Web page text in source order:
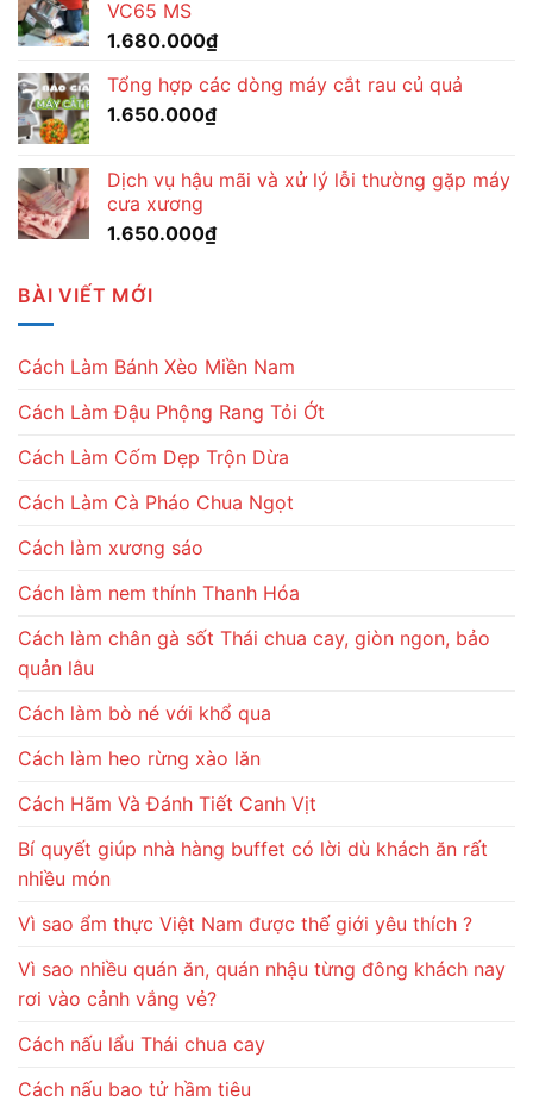
VC65 MS
1.680.000₫
Tổng hợp các dòng máy cắt rau củ quả
1.650.000₫
Dịch vụ hậu mãi và xử lý lỗi thường gặp máy
cưa xương
1.650.000₫
BÀI VIẾT MỚI
Cách Làm Bánh Xèo Miền Nam
Cách Làm Đậu Phộng Rang Tỏi Ớt
Cách Làm Cốm Dẹp Trộn Dừa
Cách Làm Cà Pháo Chua Ngọt
Cách làm xương sáo
Cách làm nem thính Thanh Hóa
Cách làm chân gà sốt Thái chua cay, giòn ngon, bảo
quản lâu
Cách làm bò né với khổ qua
Cách làm heo rừng xào lăn
Cách Hãm Và Đánh Tiết Canh Vịt
Bí quyết giúp nhà hàng buffet có lời dù khách ăn rất
nhiều món
Vì sao ẩm thực Việt Nam được thế giới yêu thích ?
Vì sao nhiều quán ăn, quán nhậu từng đông khách nay
rơi vào cảnh vắng vẻ?
Cách nấu lẩu Thái chua cay
Cách nấu bao tử hầm tiêu